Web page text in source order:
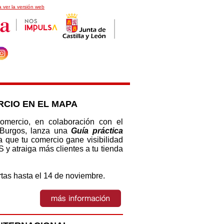
ver la versión web
EN EL MAPA
en colaboración con el
lanza una Guía práctica
que tu comercio gane visibilidad
y atraiga más clientes a tu tienda
hasta el 14 de noviembre.